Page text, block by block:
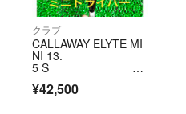
クラブ
CALLAWAY ELYTE MI
NI 13.
5 S ミ
¥42,500